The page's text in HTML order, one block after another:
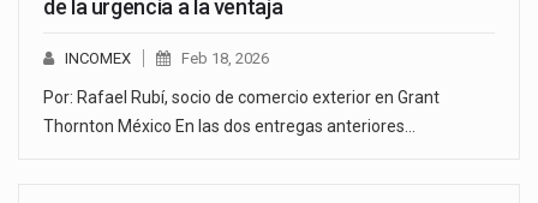
de la urgencia a la ventaja
INCOMEX Feb 18, 2026
Por: Rafael Rubí, socio de comercio exterior en Grant
Thornton México En las dos entregas anteriores…